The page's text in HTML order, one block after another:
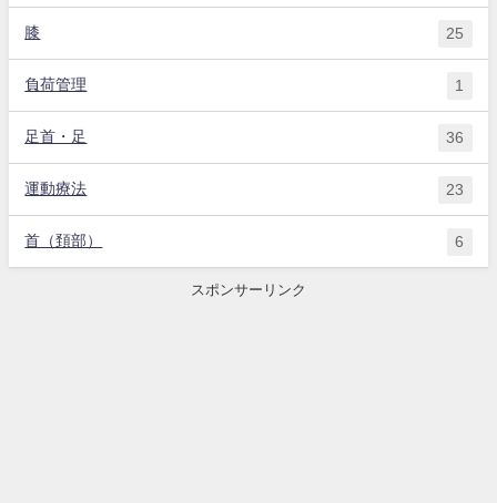
膝 25
負荷管理 1
足首・足 36
運動療法 23
首（頚部） 6
スポンサーリンク